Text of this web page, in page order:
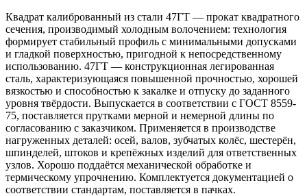
Квадрат калиброванный из стали 47ГТ — прокат квадратного
сечения, производимый холодным волочением: технология
формирует стабильный профиль с минимальными допусками
и гладкой поверхностью, пригодной к непосредственному
использованию. 47ГТ — конструкционная легированная
сталь, характеризующаяся повышенной прочностью, хорошей
вязкостью и способностью к закалке и отпуску до заданного
уровня твёрдости. Выпускается в соответствии с ГОСТ 8559-
75, поставляется прутками мерной и немерной длины по
согласованию с заказчиком. Применяется в производстве
нагруженных деталей: осей, валов, зубчатых колёс, шестерён,
шпинделей, штоков и крепёжных изделий для ответственных
узлов. Хорошо поддаётся механической обработке и
термическому упрочнению. Комплектуется документацией о
соответствии стандартам, поставляется в пачках.